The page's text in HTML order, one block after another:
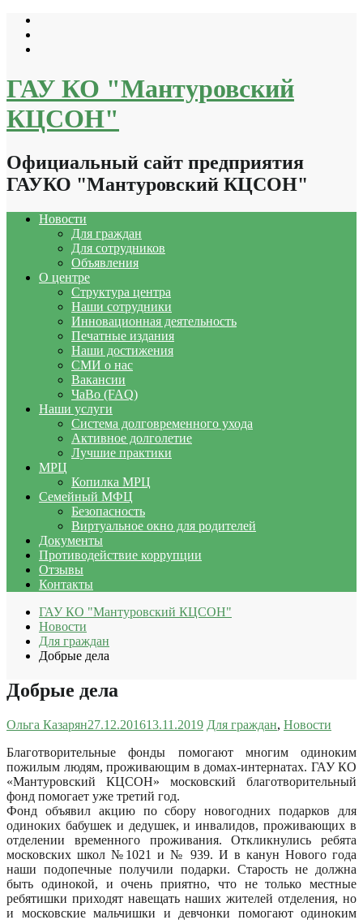
Перейти
содержимому
ГАУ КО "Мантуровский
КЦСОН"
Официальный сайт предприятия
ГАУКО "Мантуровский КЦСОН"
Новости
Для граждан
Для сотрудников
Объявления
О центре
Структура центра
Наши сотрудники
Инновационная деятельность
Печатные издания
Наши достижения
СМИ о нас
Вакансии
ЧаВо (FAQ)
Наши услуги
Система долговременного ухода
Активное долголетие
Лучшие практики
МРЦ
Копилка МРЦ
Семейный МФЦ
Безопасность
Виртуальное окно для родителей
Документы
Противодействие коррупции
Отзывы
Контакты
ГАУ КО "Мантуровский КЦСОН"
Новости
Для граждан
Добрые дела
Добрые дела
Ольга Казарян27.12.201613.11.2019 Для граждан, Новости
Благотворительные фонды помогают многим одиноким
пожилым людям, проживающим в домах-интернатах. ГАУ КО
«Мантуровский КЦСОН» московский благотворительный
фонд помогает уже третий год.
Фонд объявил акцию по сбору новогодних подарков для
одиноких бабушек и дедушек, и инвалидов, проживающих в
отделении временного проживания. Откликнулись ребята
московских школ №1021 и № 939. И в канун Нового года
наши подопечные получили подарки. Старость не должна
быть одинокой, и очень приятно, что не только местные
ребятишки приходят навещать наших жителей отделения, но
и московские мальчишки и девчонки помогают одиноким